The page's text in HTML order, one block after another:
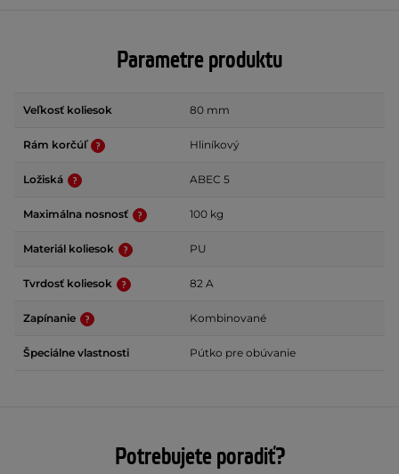
Parametre produktu
Veľkosť koliesok 80 mm
Rám korčúľ Hliníkový
Ložiská ABEC 5
Maximálna nosnosť 100 kg
Materiál koliesok PU
Tvrdosť koliesok 82 A
Zapínanie Kombinované
Špeciálne vlastnosti Pútko pre obúvanie
Potrebujete poradiť?